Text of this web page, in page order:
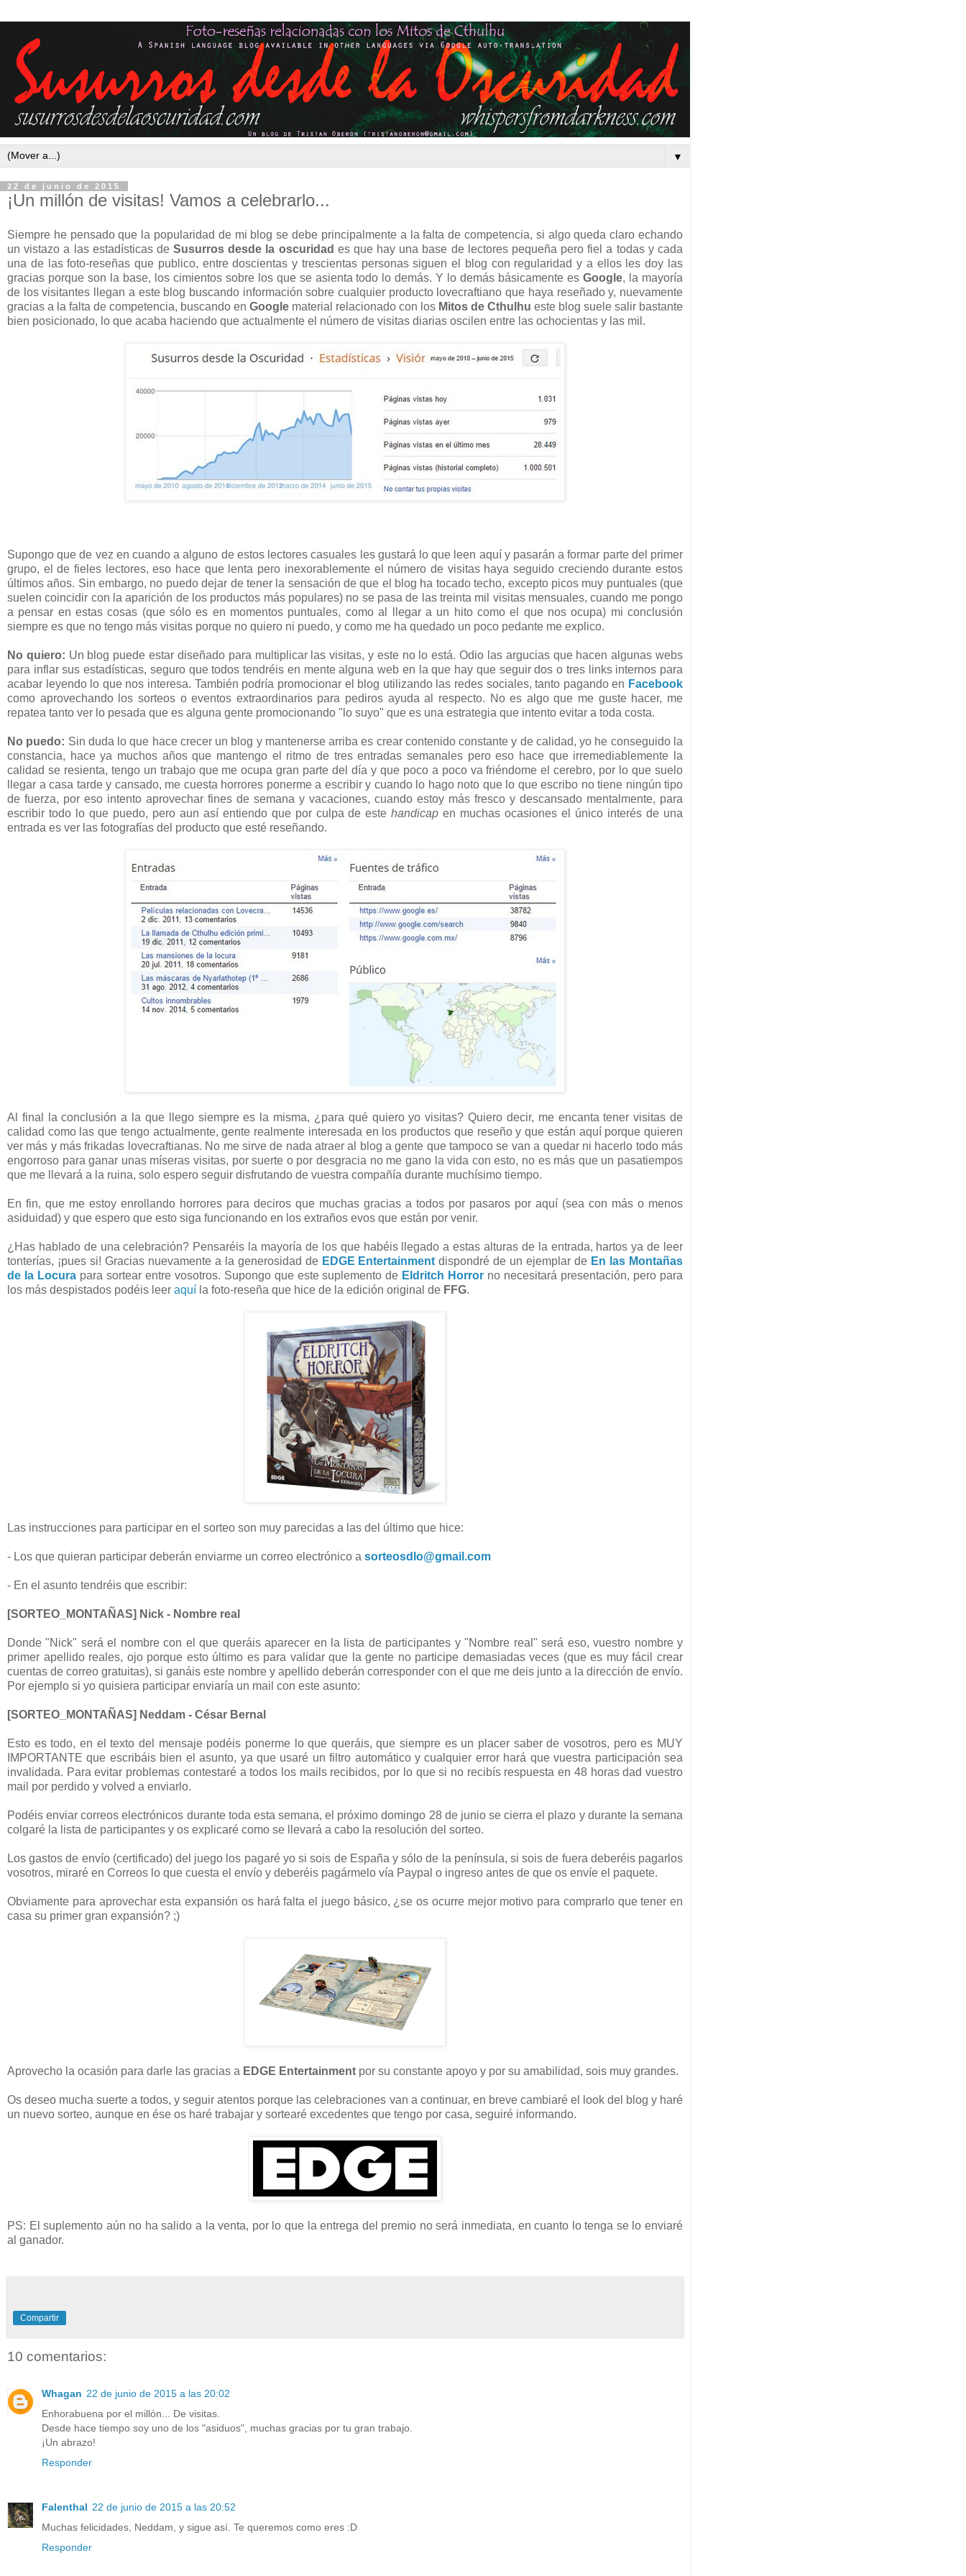
▼
22 de junio de 2015
¡Un millón de visitas! Vamos a celebrarlo...
Siempre he pensado que la popularidad de mi blog se debe principalmente a la falta de competencia, si algo queda claro echando
un vistazo a las estadísticas deSusurros desde la oscuridad es que hay una base de lectores pequeña pero fiel a todas y cada
una de las foto-reseñas que publico, entre doscientas y trescientas personas siguen el blog con regularidad y a ellos les doy las
gracias porque son la base, los cimientos sobre los que se asienta todo lo demás. Y lo demás básicamente esGoogle, la mayoría
de los visitantes llegan a este blog buscando información sobre cualquier producto lovecraftiano que haya reseñado y, nuevamente
gracias a la falta de competencia, buscando en Google material relacionado con los Mitos de Cthulhu este blog suele salir bastante
bien posicionado, lo que acaba haciendo que actualmente el número de visitas diarias oscilen entre las ochocientas y las mil.
Supongo que de vez en cuando a alguno de estos lectores casuales les gustará lo que leen aquí y pasarán a formar parte del primer
grupo, el de fieles lectores, eso hace que lenta pero inexorablemente el número de visitas haya seguido creciendo durante estos
últimos años. Sin embargo, no puedo dejar de tener la sensación de que el blog ha tocado techo, excepto picos muy puntuales (que
suelen coincidir con la aparición de los productos más populares) no se pasa de las treinta mil visitas mensuales, cuando me pongo
a pensar en estas cosas (que sólo es en momentos puntuales, como al llegar a un hito como el que nos ocupa) mi conclusión
siempre es que no tengo más visitas porque no quiero ni puedo, y como me ha quedado un poco pedante me explico.
No quiero: Un blog puede estar diseñado para multiplicar las visitas, y este no lo está. Odio las argucias que hacen algunas webs
para inflar sus estadísticas, seguro que todos tendréis en mente alguna web en la que hay que seguir dos o tres links internos para
acabar leyendo lo que nos interesa. También podría promocionar el blog utilizando las redes sociales, tanto pagando en Facebook
como aprovechando los sorteos o eventos extraordinarios para pediros ayuda al respecto. No es algo que me guste hacer, me
repatea tanto ver lo pesada que es alguna gente promocionando "lo suyo" que es una estrategia que intento evitar a toda costa.
No puedo: Sin duda lo que hace crecer un blog y mantenerse arriba es crear contenido constante y de calidad, yo he conseguido la
constancia, hace ya muchos años que mantengo el ritmo de tres entradas semanales pero eso hace que irremediablemente la
calidad se resienta, tengo un trabajo que me ocupa gran parte del día y que poco a poco va friéndome el cerebro, por lo que suelo
llegar a casa tarde y cansado, me cuesta horrores ponerme a escribir y cuando lo hago noto que lo que escribo no tiene ningún tipo
de fuerza, por eso intento aprovechar fines de semana y vacaciones, cuando estoy más fresco y descansado mentalmente, para
escribir todo lo que puedo, pero aun así entiendo que por culpa de estehandicap en muchas ocasiones el único interés de una
entrada es ver las fotografías del producto que esté reseñando.
Al final la conclusión a la que llego siempre es la misma, ¿para qué quiero yo visitas? Quiero decir, me encanta tener visitas de
calidad como las que tengo actualmente, gente realmente interesada en los productos que reseño y que están aquí porque quieren
ver más y más frikadas lovecraftianas. No me sirve de nada atraer al blog a gente que tampoco se van a quedar ni hacerlo todo más
engorroso para ganar unas míseras visitas, por suerte o por desgracia no me gano la vida con esto, no es más que un pasatiempos
que me llevará a la ruina, solo espero seguir disfrutando de vuestra compañía durante muchísimo tiempo.
En fin, que me estoy enrollando horrores para deciros que muchas gracias a todos por pasaros por aquí (sea con más o menos
asiduidad) y que espero que esto siga funcionando en los extraños evos que están por venir.
¿Has hablado de una celebración? Pensaréis la mayoría de los que habéis llegado a estas alturas de la entrada, hartos ya de leer
tonterías, ¡pues si! Gracias nuevamente a la generosidad de EDGE Entertainment dispondré de un ejemplar de En las Montañas
de la Locurapara sortear entre vosotros. Supongo que este suplemento de Eldritch Horror no necesitará presentación, pero para
los más despistados podéis leer aquí la foto-reseña que hice de la edición original de FFG.
Las instrucciones para participar en el sorteo son muy parecidas a las del último que hice:
- Los que quieran participar deberán enviarme un correo electrónico a sorteosdlo@gmail.com
- En el asunto tendréis que escribir:
[SORTEO_MONTAÑAS] Nick - Nombre real
Donde "Nick" será el nombre con el que queráis aparecer en la lista de participantes y "Nombre real" será eso, vuestro nombre y
primer apellido reales, ojo porque esto último es para validar que la gente no participe demasiadas veces (que es muy fácil crear
cuentas de correo gratuitas), si ganáis este nombre y apellido deberán corresponder con el que me deis junto a la dirección de envío.
Por ejemplo si yo quisiera participar enviaría un mail con este asunto:
[SORTEO_MONTAÑAS] Neddam - César Bernal
Esto es todo, en el texto del mensaje podéis ponerme lo que queráis, que siempre es un placer saber de vosotros, pero es MUY
IMPORTANTE que escribáis bien el asunto, ya que usaré un filtro automático y cualquier error hará que vuestra participación sea
invalidada. Para evitar problemas contestaré a todos los mails recibidos, por lo que si no recibís respuesta en 48 horas dad vuestro
mail por perdido y volved a enviarlo.
Podéis enviar correos electrónicos durante toda esta semana, el próximo domingo 28 de junio se cierra el plazo y durante la semana
colgaré la lista de participantes y os explicaré como se llevará a cabo la resolución del sorteo.
Los gastos de envío (certificado) del juego los pagaré yo si sois de España y sólo de la península, si sois de fuera deberéis pagarlos
vosotros, miraré en Correos lo que cuesta el envío y deberéis pagármelo vía Paypal o ingreso antes de que os envíe el paquete.
Obviamente para aprovechar esta expansión os hará falta el juego básico, ¿se os ocurre mejor motivo para comprarlo que tener en
casa su primer gran expansión? ;)
Aprovecho la ocasión para darle las gracias a EDGE Entertainment por su constante apoyo y por su amabilidad, sois muy grandes.
Os deseo mucha suerte a todos, y seguir atentos porque las celebraciones van a continuar, en breve cambiaré el look del blog y haré
un nuevo sorteo, aunque en ése os haré trabajar y sortearé excedentes que tengo por casa, seguiré informando.
PS: El suplemento aún no ha salido a la venta, por lo que la entrega del premio no será inmediata, en cuanto lo tenga se lo enviaré
al ganador.
Compartir
10 comentarios:
Whagan 22 de junio de 2015 a las 20:02
Enhorabuena por el millón... De visitas.
Desde hace tiempo soy uno de los "asiduos", muchas gracias por tu gran trabajo.
¡Un abrazo!
Responder
Falenthal 22 de junio de 2015 a las 20:52
Muchas felicidades, Neddam, y sigue así. Te queremos como eres :D
Responder